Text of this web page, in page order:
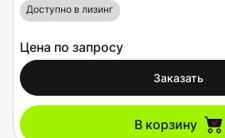
Доступно в лизинг
Цена по запросу
Заказать
В корзину